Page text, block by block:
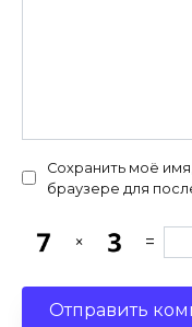
Сохранить моё
браузере для
× =